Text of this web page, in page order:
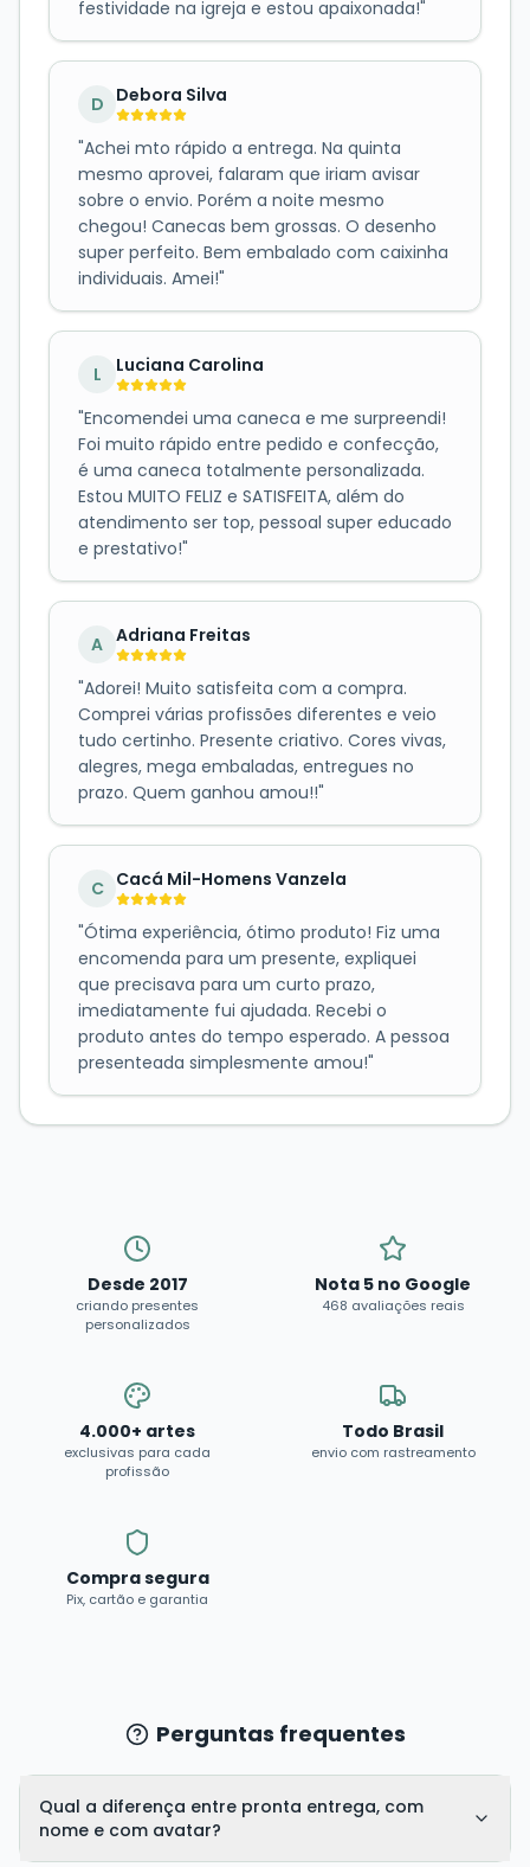
festividade na igreja e estou apaixonada!"
D Debora Silva
"Achei mto rápido a entrega. Na quinta
mesmo aprovei, falaram que iriam avisar
sobre o envio. Porém a noite mesmo
chegou! Canecas bem grossas. O desenho
super perfeito. Bem embalado com caixinha
individuais. Amei!"
L Luciana Carolina
"Encomendei uma caneca e me surpreendi!
Foi muito rápido entre pedido e confecção,
é uma caneca totalmente personalizada.
Estou MUITO FELIZ e SATISFEITA, além do
atendimento ser top, pessoal super educado
e prestativo!"
A Adriana Freitas
"Adorei! Muito satisfeita com a compra.
Comprei várias profissões diferentes e veio
tudo certinho. Presente criativo. Cores vivas,
alegres, mega embaladas, entregues no
prazo. Quem ganhou amou!!"
C Cacá Mil-Homens Vanzela
"Ótima experiência, ótimo produto! Fiz uma
encomenda para um presente, expliquei
que precisava para um curto prazo,
imediatamente fui ajudada. Recebi o
produto antes do tempo esperado. A pessoa
presenteada simplesmente amou!"
Desde 2017
criando presentes
personalizados
Nota 5 no Google
468 avaliações reais
4.000+ artes
exclusivas para cada
profissão
Todo Brasil
envio com rastreamento
Compra segura
Pix, cartão e garantia
Perguntas frequentes
Qual a diferença entre pronta entrega, com
nome e com avatar?